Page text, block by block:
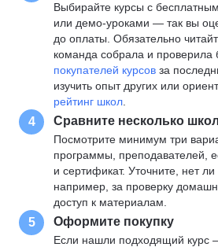
Выбирайте курсы с
или демо-уроками — так вы
до оплаты. Обязательно
команда собрала и проверила
покупателей курсов за
изучить опыт других или
рейтинг школ
4 Сравните несколько школ
Посмотрите минимум три
программы, преподавателей,
и сертификат. Уточните, нет
например, за проверку
доступ к материалам.
5 Оформите покупку
Если нашли подходящий курс